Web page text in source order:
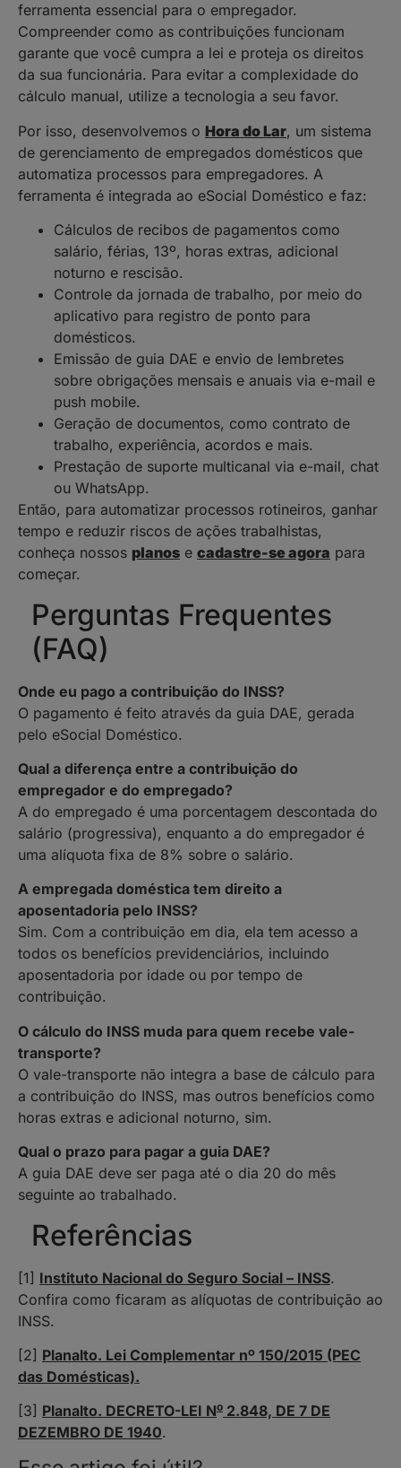
ferramenta essencial para o empregador.
Compreender como as contribuições funcionam
garante que você cumpra a lei e proteja os direitos
da sua funcionária. Para evitar a complexidade do
cálculo manual, utilize a tecnologia a seu favor.
Por isso, desenvolvemos o Hora do Lar, um sistema
de gerenciamento de empregados domésticos que
automatiza processos para empregadores. A
ferramenta é integrada ao eSocial Doméstico e faz:
Cálculos de recibos de pagamentos como
salário, férias, 13º, horas extras, adicional
noturno e rescisão.
Controle da jornada de trabalho, por meio do
aplicativo para registro de ponto para
domésticos.
Emissão de guia DAE e envio de lembretes
sobre obrigações mensais e anuais via e-mail e
push mobile.
Geração de documentos, como contrato de
trabalho, experiência, acordos e mais.
Prestação de suporte multicanal via e-mail, chat
ou WhatsApp.
Então, para automatizar processos rotineiros, ganhar
tempo e reduzir riscos de ações trabalhistas,
conheça nossos planos e cadastre-se agora para
começar.
Perguntas Frequentes
(FAQ)
Onde eu pago a contribuição do INSS?
O pagamento é feito através da guia DAE, gerada
pelo eSocial Doméstico.
Qual a diferença entre a contribuição do
empregador e do empregado?
A do empregado é uma porcentagem descontada do
salário (progressiva), enquanto a do empregador é
uma alíquota fixa de 8% sobre o salário.
A empregada doméstica tem direito a
aposentadoria pelo INSS?
Sim. Com a contribuição em dia, ela tem acesso a
todos os benefícios previdenciários, incluindo
aposentadoria por idade ou por tempo de
contribuição.
O cálculo do INSS muda para quem recebe vale-
transporte?
O vale-transporte não integra a base de cálculo para
a contribuição do INSS, mas outros benefícios como
horas extras e adicional noturno, sim.
Qual o prazo para pagar a guia DAE?
A guia DAE deve ser paga até o dia 20 do mês
seguinte ao trabalhado.
Referências
[1] Instituto Nacional do Seguro Social – INSS.
Confira como ficaram as alíquotas de contribuição ao
INSS.
[2] Planalto. Lei Complementar nº 150/2015 (PEC
das Domésticas).
[3] Planalto. DECRETO-LEI No 2.848, DE 7 DE
DEZEMBRO DE 1940.